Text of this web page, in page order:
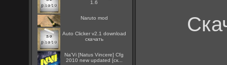
1.6
Naruto mod
Auto Clicker v2.1 download
скачать
Na'Vi [Natus Vincere] Cfg
2010 new updated [ск...